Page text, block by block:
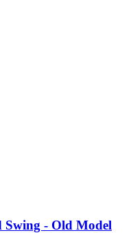
Swing - Old Model